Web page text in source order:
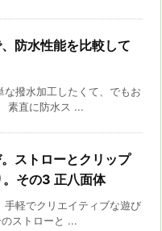
防水性能を比較して
な撥水加工したくて、でもお
素直に防水ス ...
ストローとクリップ
その3 正八面体
手軽でクリエイティブな遊び
ストローと ...